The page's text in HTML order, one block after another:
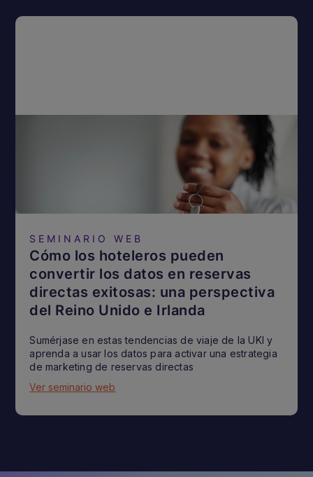
SEMINARIO WEB
Cómo los hoteleros pueden
convertir los datos en reservas
directas exitosas: una perspectiva
del Reino Unido e Irlanda
Sumérjase en estas tendencias de viaje de la UKI y
aprenda a usar los datos para activar una estrategia
de marketing de reservas directas
Ver seminario web